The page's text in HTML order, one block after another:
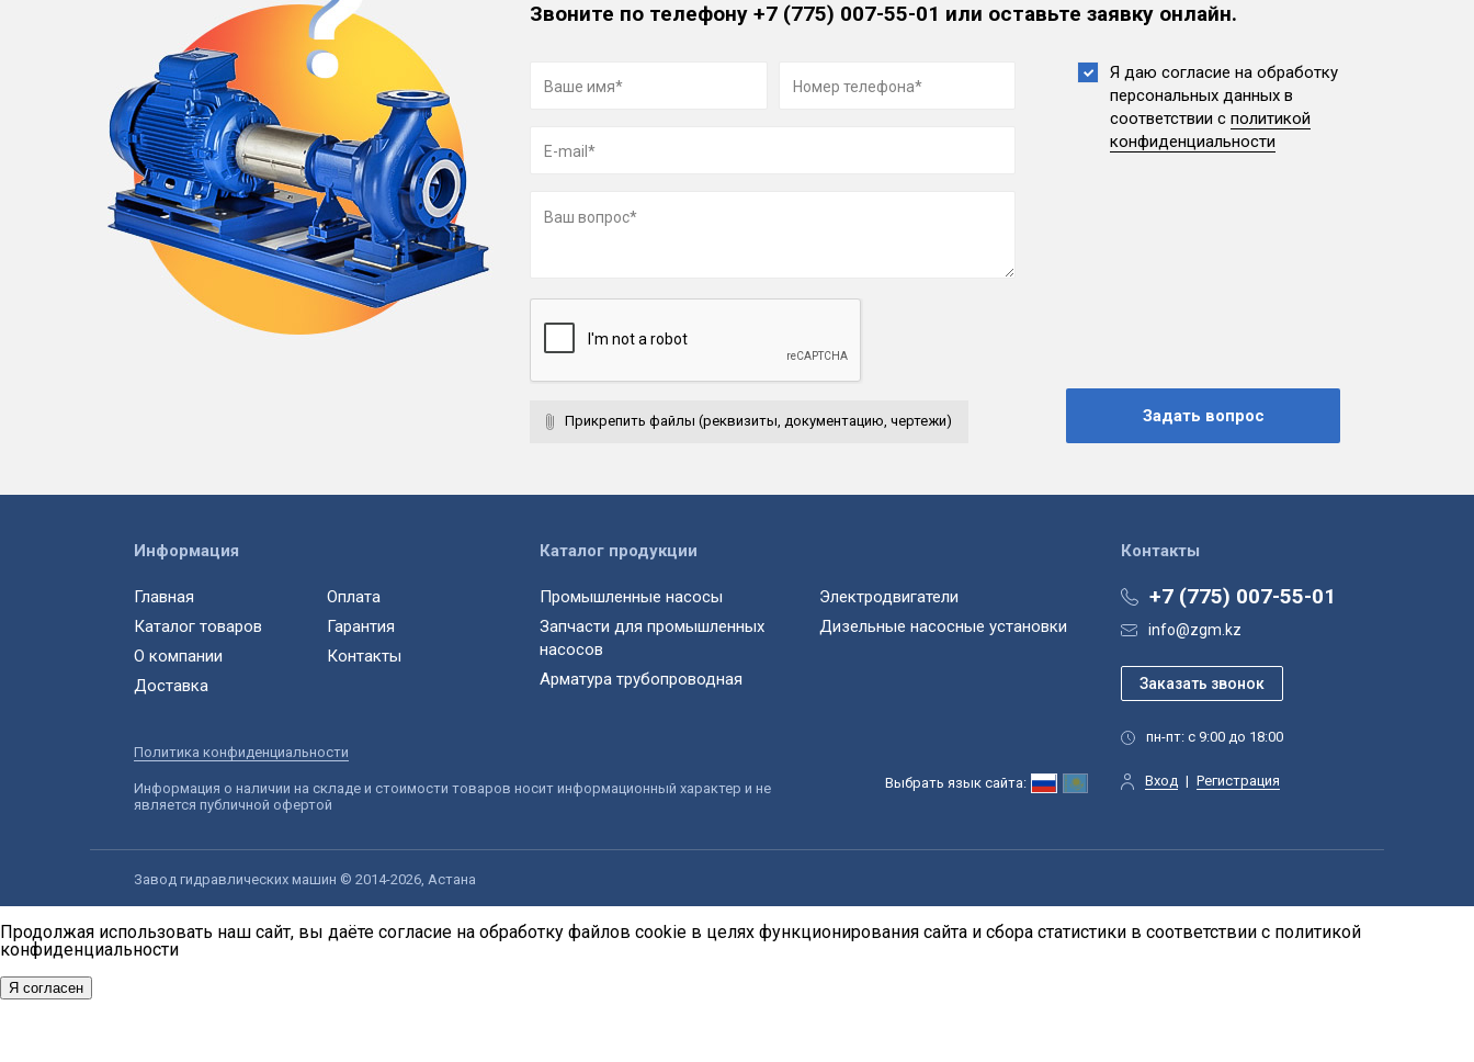
Звоните по телефону+7 (775) 007-55-01 или оставьте заявку онлайн.
Прикрепить файлы (реквизиты, документацию, чертежи)
Я даю согласие на обработку
персональных данных в
соответствии с политикой
конфиденциальности
Контакты
+7 (775) 007-55-01
info@zgm.kz
пн-пт: с 9:00 до 18:00
Вход | Регистрация
Выбрать язык сайта:
Информация
Главная
Каталог товаров
О компании
Доставка
Оплата
Гарантия
Контакты
Каталог продукции
Промышленные насосы
Запчасти для промышленных
насосов
Арматура трубопроводная
Электродвигатели
Дизельные насосные установки
Политика конфиденциальности
Информация о наличии на складе и стоимости товаров носит информационный характер и не
является публичной офертой
Завод гидравлических машин © 2014-2026, Астана
Продолжая использовать наш сайт, вы даёте согласие на обработку файлов cookie в целях функционирования сайта и сбора статистики в соответствии с политикой
конфиденциальности
Я согласен